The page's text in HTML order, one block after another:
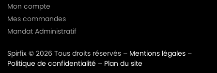
BOSCH
BOSCH
BOSCH BGL4FMLY/01
BOSCH
BOSCH BGL4S69AGB/01
Mon compte
Mes commandes
Mandat Administratif
Spirfix © 2026 Tous droits réservés – Mentions légales –
Politique de confidentialité – Plan du site